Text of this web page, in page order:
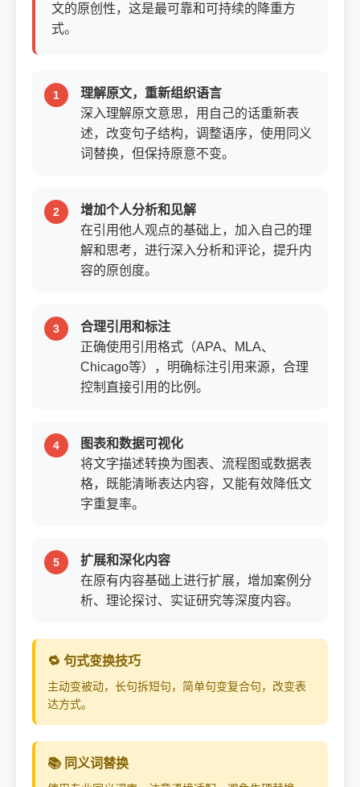
文的原创性，这是最可靠和可持续的降重方
式。
理解原文，重新组织语言
深入理解原文意思，用自己的话重新表
述，改变句子结构，调整语序，使用同义
词替换，但保持原意不变。
增加个人分析和见解
在引用他人观点的基础上，加入自己的理
解和思考，进行深入分析和评论，提升内
容的原创度。
合理引用和标注
正确使用引用格式（APA、MLA、
Chicago等），明确标注引用来源，合理
控制直接引用的比例。
图表和数据可视化
将文字描述转换为图表、流程图或数据表
格，既能清晰表达内容，又能有效降低文
字重复率。
扩展和深化内容
在原有内容基础上进行扩展，增加案例分
析、理论探讨、实证研究等深度内容。
🔁 句式变换技巧
主动变被动，长句拆短句，简单句变复合句，改变表
达方式。
📚 同义词替换